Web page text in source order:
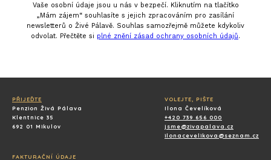
Vaše osobní údaje jsou u nás v bezpečí. Kliknutím na tlačítko
„Mám zájem“ souhlasíte s jejich zpracováním pro zasílání
newsletterů o Živé Pálavě. Souhlas samozřejmě můžete kdykoliv
odvolat. Přečtěte si plné znění zásad ochrany osobních údajů.
PŘIJEĎTE
Penzion Živá Pálava
Klentnice 35
692 01 Mikulov
VOLEJTE, PIŠTE
Ilona Čevelíková
+420 739 656 000
jsme@zivapalava.cz
ilonacevelikova@seznam.cz
FAKTURAČNÍ ÚDAJE